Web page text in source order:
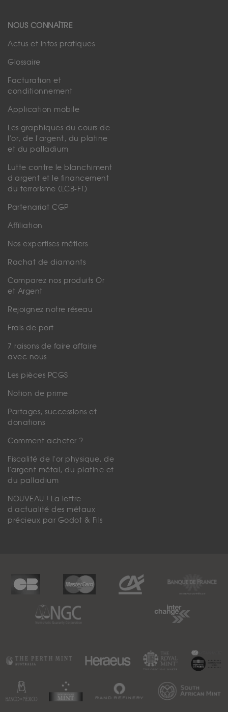
NOUS CONNAÎTRE
Actus et infos pratiques
Glossaire
Facturation et
conditionnement
Application mobile
Les graphiques du cours de
l'or, de l'argent, du platine
et du palladium
Lutte contre le blanchiment
d'argent et le financement
du terrorisme (LCB-FT)
Partenariat CGP
Affiliation
Nos expertises métiers
Rachat de diamants
Comparez nos produits Or
et Argent
Rejoignez notre réseau
Frais de port
7 raisons de faire affaire
avec nous
Les pièces PCGS
Notion de prime
Partages, successions et
donations
Comment acheter ?
Fiscalité de l'or physique, de
l'argent métal, du platine et
du palladium
NOUVEAU ! La lettre
d'actualité des métaux
précieux par Godot & Fils